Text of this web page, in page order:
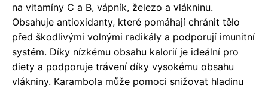
na vitamíny C a B, vápník, železo a vlákninu.
Obsahuje antioxidanty, které pomáhají chránit tělo
před škodlivými volnými radikály a podporují imunitní
systém. Díky nízkému obsahu kalorií je ideální pro
diety a podporuje trávení díky vysokému obsahu
vlákniny. Karambola může pomoci snižovat hladinu